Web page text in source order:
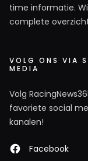
time informatie.
complete
VOLG ONS VIA
MEDIA
Volg
favoriete social
kanalen!
Facebook